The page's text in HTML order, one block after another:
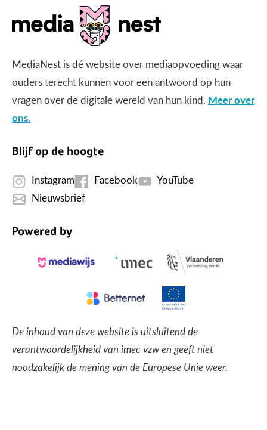
MediaNest is dé website over mediaopvoeding waar
ouders terecht kunnen voor een antwoord op hun
vragen over de digitale wereld van hun kind. Meer over
ons.
Blijf op de hoogte
Instagram Facebook
YouTube
Nieuwsbrief
Powered by
De inhoud van deze website is uitsluitend de
verantwoordelijkheid van imec vzw en geeft niet
noodzakelijk de mening van de Europese Unie weer.